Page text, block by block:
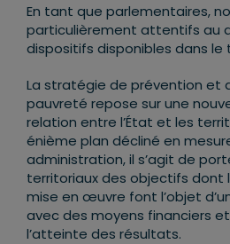
En tant que parlementaires,
particulièrement attentifs au
dispositifs disponibles dans le
La stratégie de prévention et
pauvreté repose sur une
relation entre l’État et les
énième plan décliné en
administration, il s’agit de
territoriaux des objectifs dont
mise en œuvre font l’objet
avec des moyens financiers
l’atteinte des résultats.